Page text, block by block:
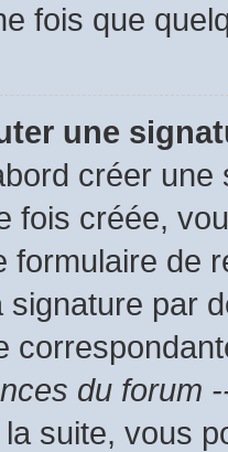
fois que
une
créer
fois créée,
formulaire de
signature par
du forum
suite, vous